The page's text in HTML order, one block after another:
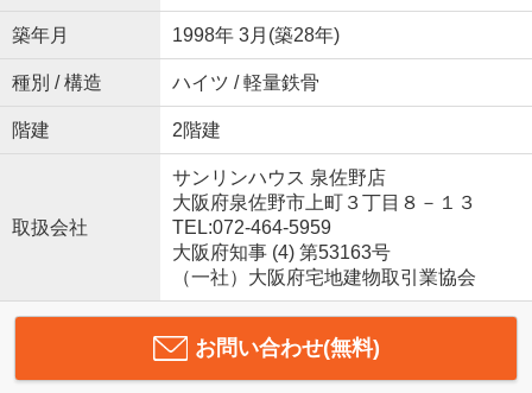
築年月 1998年 3月(築28年)
種別 / 構造 ハイツ / 軽量鉄骨
階建 2階建
取扱会社
サンリンハウス 泉佐野店
大阪府泉佐野市上町３丁目８－１３
TEL:072-464-5959
大阪府知事 (4) 第53163号
（一社）大阪府宅地建物取引業協会
お問い合わせ(無料)